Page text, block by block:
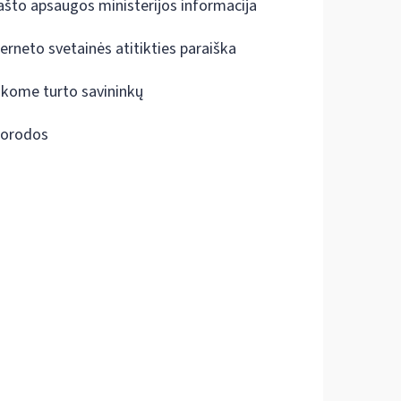
apsaugos ministerijos informacija
svetainės atitikties paraiška
turto savininkų